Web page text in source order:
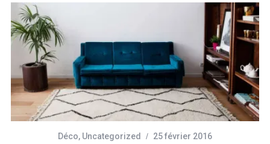
Déco, Uncategorized 25 février 2016